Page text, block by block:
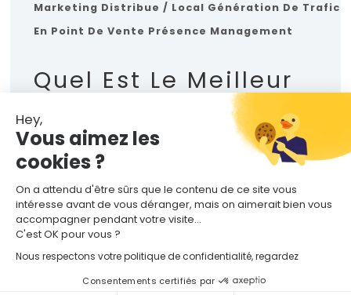
Hey,
Vous aimez les
cookies ?
On a attendu d'être sûrs que le contenu de ce site vous
intéresse avant de vous déranger, mais on aimerait bien vous
accompagner pendant votre visite...
C'est OK pour vous ?
Nous respectons votre politique de confidentialité, regardez
Consentements certifiés par
Marketing Distribue / Local Génération De Trafic
En Point De Vente Présence Management
Quel Est Le Meilleur
Outil Pour Gérer Le
GEO De Mes Points
De Vente ?
MANON BOUILLÉ| 15 JUIL. 2026